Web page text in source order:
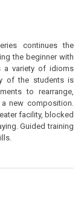
continues the
the beginner with
a variety of idioms
of the students is
to rearrange,
new composition.
facility, blocked
Guided training